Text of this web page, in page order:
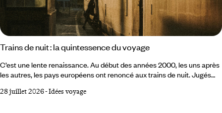
Trains de nuit : la quintessence du voyage
C’est une lente renaissance. Au début des années 2000, les uns après
les autres, les pays européens ont renoncé aux trains de nuit. Jugés
et du TGV, ils semblaient condamnés à disparaître. Dans l’imaginaire
28 juillet 2026-Idées voyage